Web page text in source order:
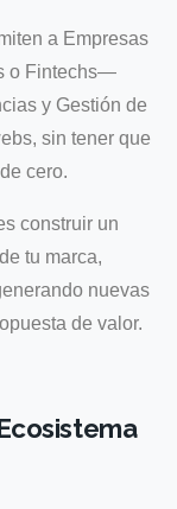
a Empresas
o Fintechs—
y Gestión de
sin tener que
cero.
construir un
tu marca,
nuevas
de valor.